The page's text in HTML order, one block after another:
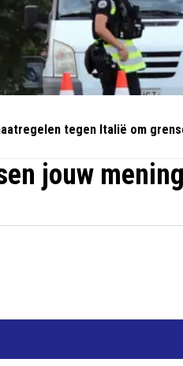
tegen Italië om
jouw